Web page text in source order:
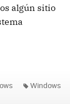
algún sitio
Windows